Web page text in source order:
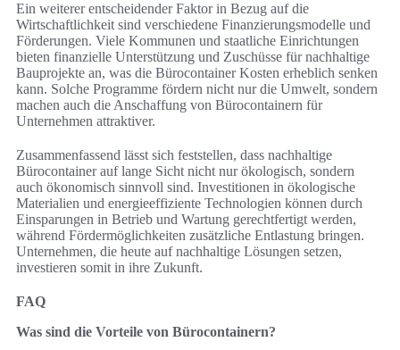
Ein weiterer entscheidender Faktor in Bezug auf die
Wirtschaftlichkeit sind verschiedene Finanzierungsmodelle und
Förderungen. Viele Kommunen und staatliche Einrichtungen
bieten finanzielle Unterstützung und Zuschüsse für nachhaltige
Bauprojekte an, was die Bürocontainer Kosten erheblich senken
kann. Solche Programme fördern nicht nur die Umwelt, sondern
machen auch die Anschaffung von Bürocontainern für
Unternehmen attraktiver.
Zusammenfassend lässt sich feststellen, dass nachhaltige
Bürocontainer auf lange Sicht nicht nur ökologisch, sondern
auch ökonomisch sinnvoll sind. Investitionen in ökologische
Materialien und energieeffiziente Technologien können durch
Einsparungen in Betrieb und Wartung gerechtfertigt werden,
während Fördermöglichkeiten zusätzliche Entlastung bringen.
Unternehmen, die heute auf nachhaltige Lösungen setzen,
investieren somit in ihre Zukunft.
FAQ
Was sind die Vorteile von Bürocontainern?